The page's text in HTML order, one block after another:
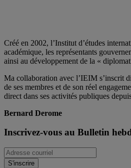
Créé en 2002, l’Institut d’études
académique, les représentants
ainsi au développement de la «
Ma collaboration avec l’IEIM s’inscrit
de ses membres et de son réel
direct dans ses activités publiques
Bernard Derome
Inscrivez-vous au Bulletin